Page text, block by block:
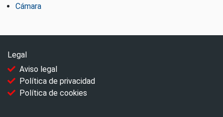
Cámara
Legal
Aviso legal
Política de privacidad
Política de cookies